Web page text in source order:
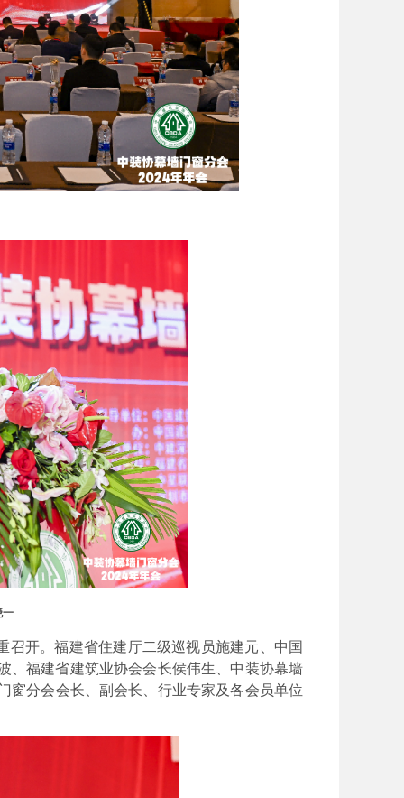
一
召开。福建省住建厅二级巡视员施建元
中国
、福建省建筑业协会会长侯伟生、中装协幕墙
窗分会会长
副会长、 行业专家及各会员单位